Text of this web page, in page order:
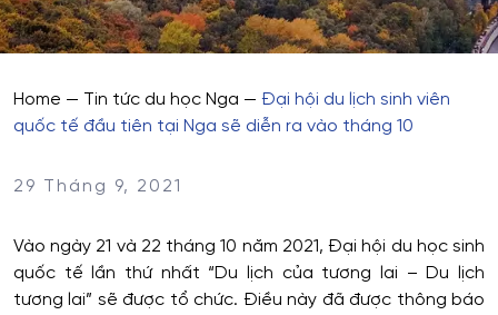
Home — Tin tức du học Nga — Đại hội du lịch sinh viên
quốc tế đầu tiên tại Nga sẽ diễn ra vào tháng 10
29 Tháng 9, 2021
Vào ngày 21 và 22 tháng 10 năm 2021, Đại hội du học sinh
quốc tế lần thứ nhất “Du lịch của tương lai – Du lịch
tương lai” sẽ được tổ chức. Điều này đã được thông báo